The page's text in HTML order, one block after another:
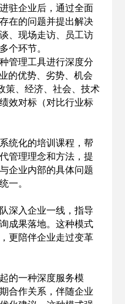
企业后，通过全面
在的问题并提出解决
、现场走访、员工访
个环节。
理工具进行深度分
的优势、劣势、机会
策、经济、社会、技术
效对标（对比行业标
化的培训课程，帮
管理理念和方法，提
企业内部的具体问题
一。
入企业一线，指导
成果落地。这种模式
更陪伴企业走过变革
一种深度服务模
合作关系，伴随企业